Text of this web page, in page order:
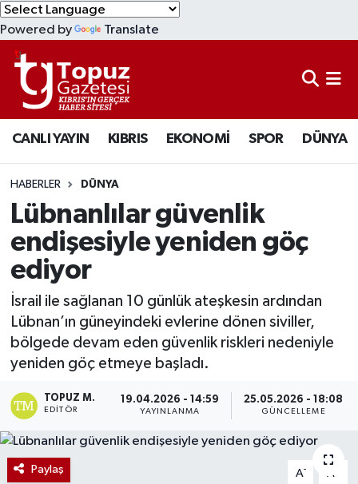
Powered by Translate
CANLI YAYIN KIBRIS EKONOMİ SPOR DÜNYA
HABERLER DÜNYA
Lübnanlılar güvenlik
endişesiyle yeniden göç
ediyor
İsrail ile sağlanan 10 günlük ateşkesin ardından
Lübnan’ın güneyindeki evlerine dönen siviller,
bölgede devam eden güvenlik riskleri nedeniyle
yeniden göç etmeye başladı.
TOPUZ M.
EDITÖR
19.04.2026 - 14:59
YAYINLANMA
25.05.2026 - 18:08
GÜNCELLEME
Paylaş A- A
KIBRIS
DÜNYA
EKONOMİ
MAGAZİN
SAĞLIK
SPOR
TEKNOLOJİ
TÜRKİYE
Lefkoşa Nöbetçi Eczaneler
Lefkoşa Hava Durumu
Lefkoşa Trafik Yoğunluk Haritası
Süper Lig Puan Durumu ve Fikstür
Tüm Manşetler
Son Dakika Haberleri
Haber Arşivi